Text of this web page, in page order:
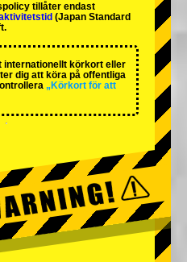
tillåter endast
(Japan Standard
internationellt körkort eller
dig att köra på offentliga
„Körkort för att